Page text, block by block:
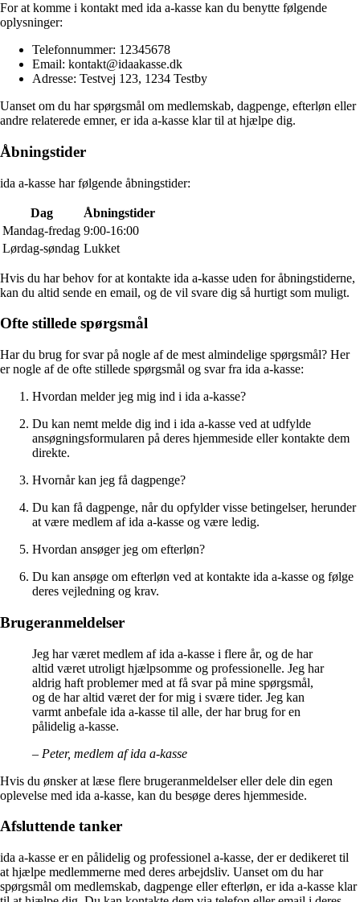
For at komme i kontakt med ida a-kasse kan du benytte følgende
oplysninger:
Telefonnummer: 12345678
Email: kontakt@idaakasse.dk
Adresse: Testvej 123, 1234 Testby
Uanset om du har spørgsmål om medlemskab, dagpenge, efterløn eller
andre relaterede emner, er ida a-kasse klar til at hjælpe dig.
Åbningstider
ida a-kasse har følgende åbningstider:
Dag
Åbningstider
Mandag-fredag 9:00-16:00
Lørdag-søndag Lukket
Hvis du har behov for at kontakte ida a-kasse uden for åbningstiderne,
kan du altid sende en email, og de vil svare dig så hurtigt som muligt.
Ofte stillede spørgsmål
Har du brug for svar på nogle af de mest almindelige spørgsmål? Her
er nogle af de ofte stillede spørgsmål og svar fra ida a-kasse:
Hvordan melder jeg mig ind i ida a-kasse?
Du kan nemt melde dig ind i ida a-kasse ved at udfylde
ansøgningsformularen på deres hjemmeside eller kontakte dem
direkte.
Hvornår kan jeg få dagpenge?
Du kan få dagpenge, når du opfylder visse betingelser, herunder
at være medlem af ida a-kasse og være ledig.
Hvordan ansøger jeg om efterløn?
Du kan ansøge om efterløn ved at kontakte ida a-kasse og følge
deres vejledning og krav.
Brugeranmeldelser
Jeg har været medlem af ida a-kasse i flere år, og de har
altid været utroligt hjælpsomme og professionelle. Jeg har
aldrig haft problemer med at få svar på mine spørgsmål,
og de har altid været der for mig i svære tider. Jeg kan
varmt anbefale ida a-kasse til alle, der har brug for en
pålidelig a-kasse.
– Peter, medlem af ida a-kasse
Hvis du ønsker at læse flere brugeranmeldelser eller dele din egen
oplevelse med ida a-kasse, kan du besøge deres hjemmeside.
Afsluttende tanker
ida a-kasse er en pålidelig og professionel a-kasse, der er dedikeret til
at hjælpe medlemmerne med deres arbejdsliv. Uanset om du har
spørgsmål om medlemskab, dagpenge eller efterløn, er ida a-kasse klar